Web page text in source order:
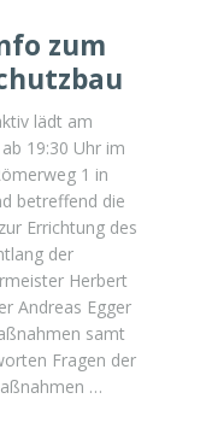
zum
lädt am
19:30 Uhr im
1 in
betreffend die
Errichtung des
der
Herbert
Andreas Egger
samt
Fragen der
…